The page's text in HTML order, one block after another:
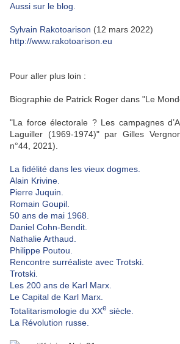
Aussi sur le blog.
Sylvain Rakotoarison (12 mars 2022)
http://www.rakotoarison.eu
Pour aller plus loin :
Biographie de Patrick Roger dans "Le
"La force électorale ? Les campagnes
Laguiller (1969-1974)" par Gilles
n°44, 2021).
La fidélité dans les vieux dogmes.
Alain Krivine.
Pierre Juquin.
Romain Goupil.
50 ans de mai 1968.
Daniel Cohn-Bendit.
Nathalie Arthaud.
Philippe Poutou.
Rencontre surréaliste avec Trotski.
Trotski.
Les 200 ans de Karl Marx.
Le Capital de Karl Marx.
Totalitarismologie du XXe siècle.
La Révolution russe.